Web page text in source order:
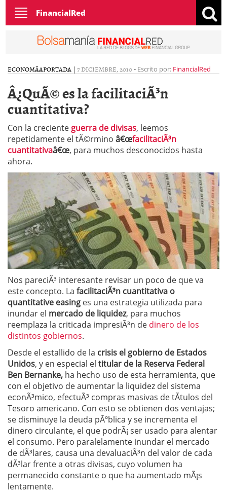
Toggle
navigation
FinancialRed
ECONOMÃ­APORTADA | 7 DICIEMBRE, 2010- Escrito por: FinancialRed
Â¿QuÃ© es la facilitaciÃ³n
cuantitativa?
Con la creciente guerra de divisas, leemos
repetidamente el tÃ©rmino â€œfacilitaciÃ³n
cuantitativaâ€œ, para muchos desconocidos hasta
ahora.
Nos pareciÃ³ interesante revisar un poco de que va
este concepto. La facilitaciÃ³n cuantitativa o
quantitative easing es una estrategia utilizada para
inundar el mercado de liquidez, para muchos
reemplaza la criticada impresiÃ³n de dinero de los
distintos gobiernos.
Desde el estallido de la crisis el gobierno de Estados
Unidos, y en especial el titular de la Reserva Federal
Ben Bernanke, ha hecho uso de esta herramienta, que
con el objetivo de aumentar la liquidez del sistema
econÃ³mico, efectuÃ³ compras masivas de tÃ­tulos del
Tesoro americano. Con esto se obtienen dos ventajas;
se disminuye la deuda pÃºblica y se incrementa el
dinero circulante, el que podrÃ¡ ser usado para alentar
el consumo. Pero paralelamente inundar el mercado
de dÃ³lares, causa una devaluaciÃ³n del valor de cada
dÃ³lar frente a otras divisas, cuyo volumen ha
permanecido constante o que ha aumentado mÃ¡s
lentamente.